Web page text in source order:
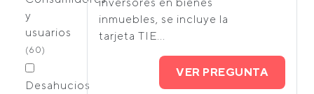
y
usuarios
(60)
Desahucios
inmuebles, se incluye la
tarjeta TIE...
VER PREGUNTA